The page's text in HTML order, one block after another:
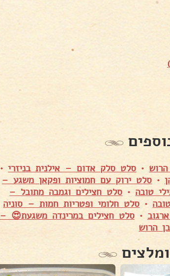
• סלט סלק אדום – אילנית בניזרי •
•סלט ירוק עם חמוציות ופקאן משגע –
טובה • סלט חצילים וגמבה מתובל –
• סלט חלומי ופטריות חמות – סוניה
•סלט חצילים במרינדה משגעת😍 –
הרוש